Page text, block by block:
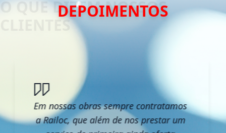
DEPOIMENTOS
Em nossas obras sempre contratamos
a Railoc, que além de nos prestar um